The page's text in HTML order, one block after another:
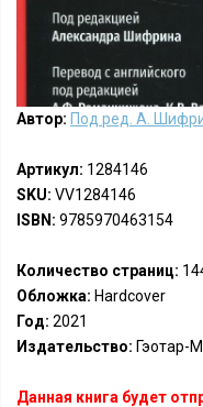
Автор: Под ред. А.
Артикул: 1284146
SKU: VV1284146
ISBN: 9785970463154
Количество страниц:
Обложка: Hardcover
Год: 2021
Издательство: Гэотар-
Данная книга будет